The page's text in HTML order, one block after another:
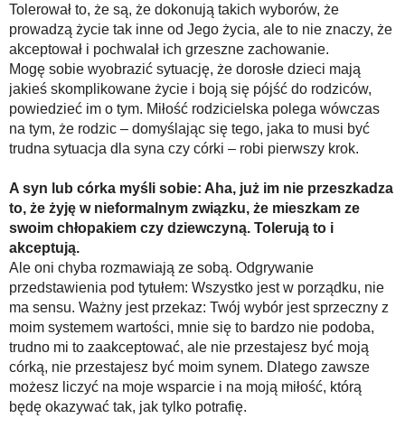
Tolerował to, że są, że dokonują takich wyborów, że
prowadzą życie tak inne od Jego życia, ale to nie znaczy, że
akceptował i pochwalał ich grzeszne zachowanie.
Mogę sobie wyobrazić sytuację, że dorosłe dzieci mają
jakieś skomplikowane życie i boją się pójść do rodziców,
powiedzieć im o tym. Miłość rodzicielska polega wówczas
na tym, że rodzic – domyślając się tego, jaka to musi być
trudna sytuacja dla syna czy córki – robi pierwszy krok.
A syn lub córka myśli sobie: Aha, już im nie przeszkadza
to, że żyję w nieformalnym związku, że mieszkam ze
swoim chłopakiem czy dziewczyną. Tolerują to i
akceptują.
Ale oni chyba rozmawiają ze sobą. Odgrywanie
przedstawienia pod tytułem: Wszystko jest w porządku, nie
ma sensu. Ważny jest przekaz: Twój wybór jest sprzeczny z
moim systemem wartości, mnie się to bardzo nie podoba,
trudno mi to zaakceptować, ale nie przestajesz być moją
córką, nie przestajesz być moim synem. Dlatego zawsze
możesz liczyć na moje wsparcie i na moją miłość, którą
będę okazywać tak, jak tylko potrafię.